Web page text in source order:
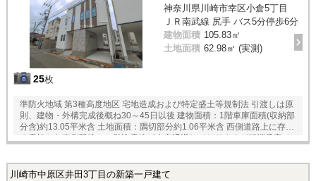
25枚
神奈川県川崎市幸区小倉5丁目
ＪＲ南武線 尻手 バス5分停歩6分
建物面積 105.83㎡
土地面積 62.98㎡ (実測)
準防火地域 第3種高度地区 宅地造成および特定盛土等規制法 引渡しは原
則、建物・外構完成後概ね30～45日以後 建物面積：1階車庫面積(収納部
分含)約13.05平米含 土地面積：隅切部分約1.06平米含 西側道路上に存す
る電柱から南側隣地への引込電線が上空通過しておりますが解消予定で
川崎市中原区井田3丁目の新築一戸建て